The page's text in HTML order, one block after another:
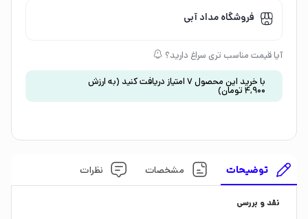
گروه سنی :
کودک 5 تا 7 سال
کتاب کار و فعالیت
فروشگاه مداد آبی
آیا قیمت مناسب تری سراغ دارید؟
با خرید این محصول7امتیاز دریافت کنید (به ارزش
4,900 تومان)
توضیحات مشخصات نظرات
نقد و بررسی